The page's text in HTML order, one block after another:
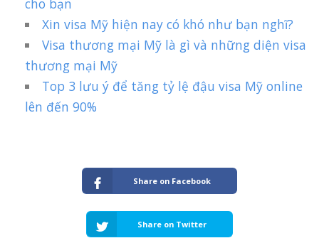
cho bạn
Xin visa Mỹ hiện nay có khó như bạn nghĩ?
Visa thương mại Mỹ là gì và những diện visa
thương mại Mỹ
Top 3 lưu ý để tăng tỷ lệ đậu visa Mỹ online
lên đến 90%
Share on Facebook
Share on Twitter